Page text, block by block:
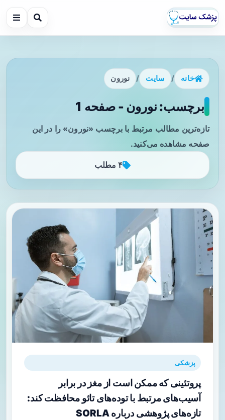
خانه / سایت / نورون
برچسب: نورون - صفحه 1
تازه‌ترین مطالب مرتبط با برچسب «نورون» را در این
صفحه مشاهده می‌کنید.
۴ مطلب
پزشکی
پروتئینی که ممکن است از مغز در برابر
آسیب‌های مرتبط با توده‌های تائو محافظت کند:
تازه‌های پژوهشی درباره SORLA